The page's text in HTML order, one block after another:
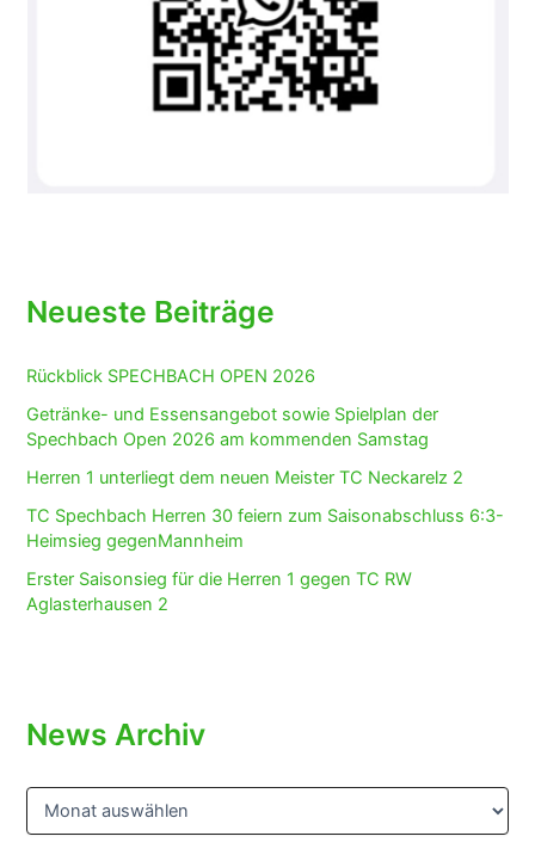
Neueste Beiträge
Rückblick SPECHBACH OPEN 2026
Getränke- und Essensangebot sowie Spielplan der
Spechbach Open 2026 am kommenden Samstag
Herren 1 unterliegt dem neuen Meister TC Neckarelz 2
TC Spechbach Herren 30 feiern zum Saisonabschluss 6:3-
Heimsieg gegenMannheim
Erster Saisonsieg für die Herren 1 gegen TC RW
Aglasterhausen 2
News Archiv
N